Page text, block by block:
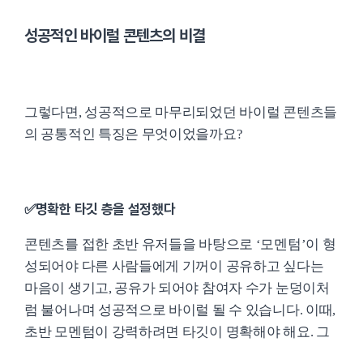
성공적인 바이럴 콘텐츠의 비결
그렇다면, 성공적으로 마무리되었던 바이럴 콘텐츠들
의 공통적인 특징은 무엇이었을까요?
✅명확한 타깃 층을 설정했다
콘텐츠를 접한 초반 유저들을 바탕으로 ‘모멘텀’이 형
성되어야 다른 사람들에게 기꺼이 공유하고 싶다는
마음이 생기고, 공유가 되어야 참여자 수가 눈덩이처
럼 불어나며 성공적으로 바이럴 될 수 있습니다. 이때,
초반 모멘텀이 강력하려면 타깃이 명확해야 해요. 그